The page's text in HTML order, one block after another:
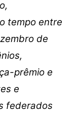
tempo entre
de
prêmio e
e
federados